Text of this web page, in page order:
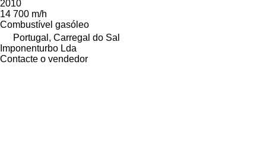
2010
14 700 m/h
Combustível gasóleo
Portugal, Carregal do Sal
Imponenturbo Lda
Contacte o vendedor